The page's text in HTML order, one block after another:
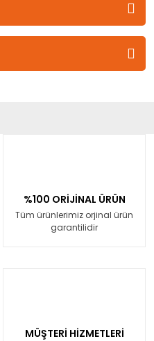
%100 ORİJİNAL ÜRÜN
Tüm ürünlerimiz orjinal ürün
garantilidir
MÜŞTERİ HİZMETLERİ